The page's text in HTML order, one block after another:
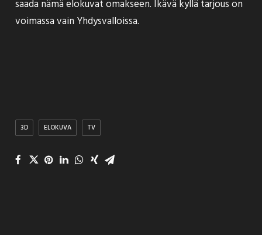
saada nämä elokuvat omakseen. Ikävä kyllä tarjous on
voimassa vain Yhdysvalloissa.
3D ELOKUVA TV